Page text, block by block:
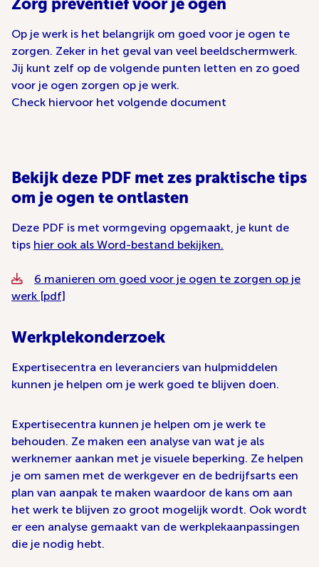
Zorg preventief voor je ogen
Op je werk is het belangrijk om goed voor je ogen te
zorgen. Zeker in het geval van veel beeldschermwerk.
Jij kunt zelf op de volgende punten letten en zo goed
voor je ogen zorgen op je werk.
Check hiervoor het volgende document
Bekijk deze PDF met zes praktische tips
om je ogen te ontlasten
Deze PDF is met vormgeving opgemaakt, je kunt de
tips hier ook als Word-bestand bekijken.
6 manieren om goed voor je ogen te zorgen op je
werk [pdf]
Werkplekonderzoek
Expertisecentra en leveranciers van hulpmiddelen
kunnen je helpen om je werk goed te blijven doen.
Expertisecentra kunnen je helpen om je werk te
behouden. Ze maken een analyse van wat je als
werknemer aankan met je visuele beperking. Ze helpen
je om samen met de werkgever en de bedrijfsarts een
plan van aanpak te maken waardoor de kans om aan
het werk te blijven zo groot mogelijk wordt. Ook wordt
er een analyse gemaakt van de werkplekaanpassingen
die je nodig hebt.